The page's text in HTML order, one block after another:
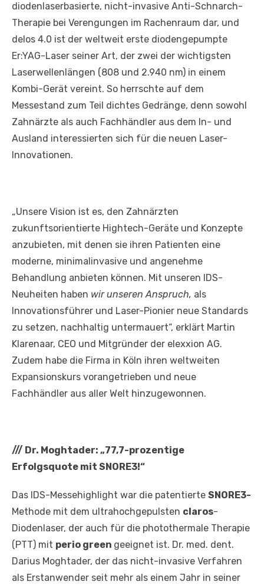
diodenlaserbasierte, nicht-invasive Anti-Schnarch-
Therapie bei Verengungen im Rachenraum dar, und
delos 4.0 ist der weltweit erste diodengepumpte
Er:YAG-Laser seiner Art, der zwei der wichtigsten
Laserwellenlängen (808 und 2.940 nm) in einem
Kombi-Gerät vereint. So herrschte auf dem
Messestand zum Teil dichtes Gedränge, denn sowohl
Zahnärzte als auch Fachhändler aus dem In- und
Ausland interessierten sich für die neuen Laser-
Innovationen.
„Unsere Vision ist es, den Zahnärzten
zukunftsorientierte Hightech-Geräte und Konzepte
anzubieten, mit denen sie ihren Patienten eine
moderne, minimalinvasive und angenehme
Behandlung anbieten können. Mit unseren IDS-
Neuheiten haben wir unseren Anspruch, als
Innovationsführer und Laser-Pionier neue Standards
zu setzen, nachhaltig untermauert“, erklärt Martin
Klarenaar, CEO und Mitgründer der elexxion AG.
Zudem habe die Firma in Köln ihren weltweiten
Expansionskurs vorangetrieben und neue
Fachhändler aus aller Welt hinzugewonnen.
/// Dr. Moghtader: „77,7-prozentige
Erfolgsquote mit SNORE3!“
Das IDS-Messehighlight war die patentierte SNORE3-
Methode mit dem ultrahochgepulsten claros-
Diodenlaser, der auch für die photothermale Therapie
(PTT) mit perio green geeignet ist. Dr. med. dent.
Darius Moghtader, der das nicht-invasive Verfahren
als Erstanwender seit mehr als einem Jahr in seiner